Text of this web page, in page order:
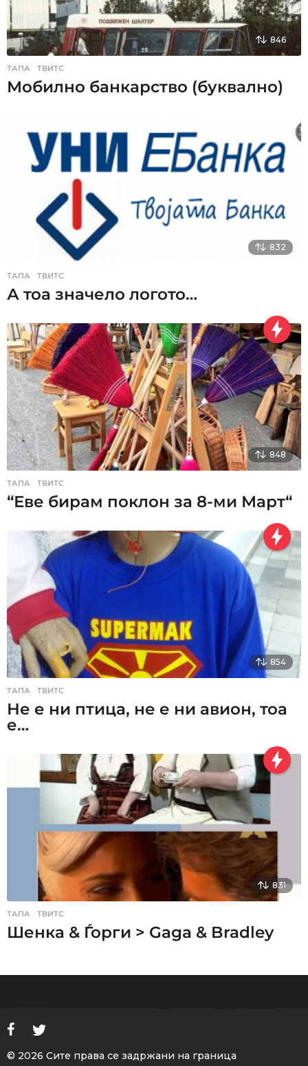
846
ТАПА ,ТВИТС
Мобилно банкарство (буквално)
832
ТАПА ,ТВИТС
А тоа значело логото…
848
ТАПА ,ТВИТС
“Еве бирам поклон за 8-ми Март“
854
ТАПА ,ТВИТС
Не е ни птица, не е ни авион, тоа
е…
831
ТАПА ,ТВИТС
Шенка & Ѓорги > Gaga & Bradley
© 2026 Сите права се задржани на граница